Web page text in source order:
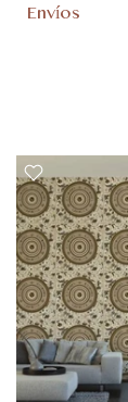
Envíos